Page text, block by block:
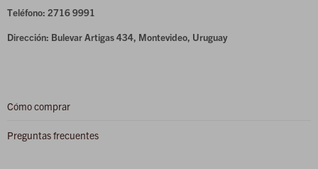
Teléfono: 2716 9991
Dirección: Bulevar Artigas 434, Montevideo, Uruguay
Cómo comprar
Preguntas frecuentes